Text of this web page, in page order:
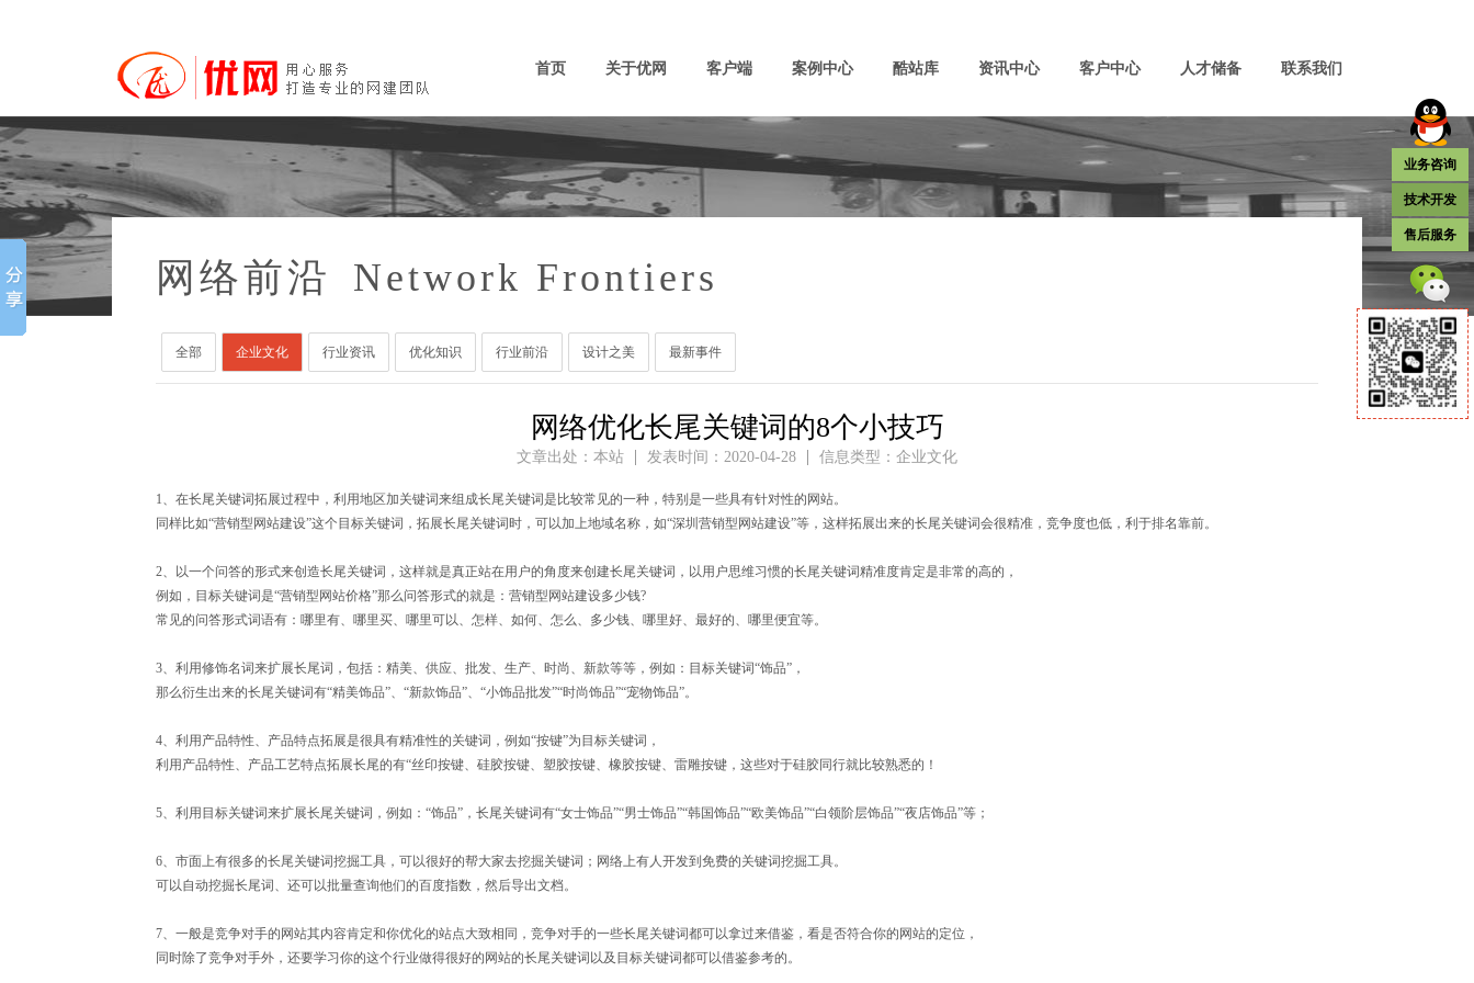
首页 关于优网 客户端 案例中心 酷站库 资讯中心 客户中心 人才储备 联系我们
网络前沿 Network Frontiers
全部 企业文化 行业资讯 优化知识 行业前沿 设计之美 最新事件
网络优化长尾关键词的8个小技巧
文章出处：本站 发表时间：2020-04-28 信息类型：企业文化
1、在长尾关键词拓展过程中，利用地区加关键词来组成长尾关键词是比较常见的一种，特别是一些具有针对性的网站。
同样比如“营销型网站建设”这个目标关键词，拓展长尾关键词时，可以加上地域名称，如“深圳营销型网站建设”等，这样拓展出来的长尾关键词会很精准，竞争度也低，利于排名靠前。
2、以一个问答的形式来创造长尾关键词，这样就是真正站在用户的角度来创建长尾关键词，以用户思维习惯的长尾关键词精准度肯定是非常的高的，
例如，目标关键词是“营销型网站价格”那么问答形式的就是：营销型网站建设多少钱?
常见的问答形式词语有：哪里有、哪里买、哪里可以、怎样、如何、怎么、多少钱、哪里好、最好的、哪里便宜等。
3、利用修饰名词来扩展长尾词，包括：精美、供应、批发、生产、时尚、新款等等，例如：目标关键词“饰品”，
那么衍生出来的长尾关键词有“精美饰品”、“新款饰品”、“小饰品批发”“时尚饰品”“宠物饰品”。
4、利用产品特性、产品特点拓展是很具有精准性的关键词，例如“按键”为目标关键词，
利用产品特性、产品工艺特点拓展长尾的有“丝印按键、硅胶按键、塑胶按键、橡胶按键、雷雕按键，这些对于硅胶同行就比较熟悉的！
5、利用目标关键词来扩展长尾关键词，例如：“饰品”，长尾关键词有“女士饰品”“男士饰品”“韩国饰品”“欧美饰品”“白领阶层饰品”“夜店饰品”等；
6、市面上有很多的长尾关键词挖掘工具，可以很好的帮大家去挖掘关键词；网络上有人开发到免费的关键词挖掘工具。
可以自动挖掘长尾词、还可以批量查询他们的百度指数，然后导出文档。
7、一般是竞争对手的网站其内容肯定和你优化的站点大致相同，竞争对手的一些长尾关键词都可以拿过来借鉴，看是否符合你的网站的定位，
同时除了竞争对手外，还要学习你的这个行业做得很好的网站的长尾关键词以及目标关键词都可以借鉴参考的。
业务咨询
技术开发
售后服务